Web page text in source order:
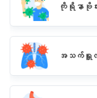
ကိုရိုနာဗို
အသက်ရှူလမ်း